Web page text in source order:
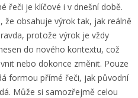
řeči je klíčové i v dnešní době.
že obsahuje výrok tak, jak reálně
protože výrok je vždy
do nového kontextu, což
nebo dokonce změnit. Pouze
formou přímé řeči, jak původní
Může si samozřejmě celou